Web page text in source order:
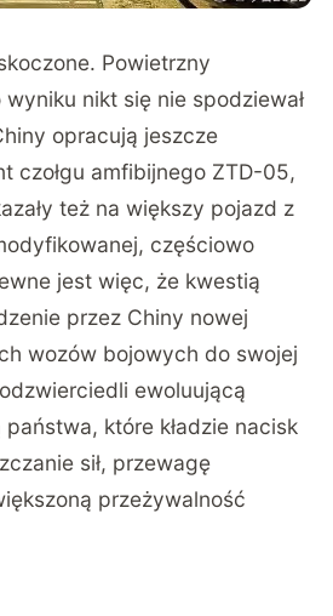
Powietrzny
nikt się nie spodziewał
opracują jeszcze
czołgu amfibijnego ZTD-05,
też na większy pojazd z
częściowo
jest więc, że kwestią
przez Chiny nowej
wozów bojowych do swojej
ewoluującą
które kładzie nacisk
sił, przewagę
przeżywalność